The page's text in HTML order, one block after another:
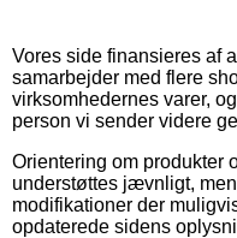
Vores side finansieres af
samarbejder med flere
virksomhedernes varer,
person vi sender videre
Orientering om produkter
understøttes jævnligt,
modifikationer der
opdaterede sidens